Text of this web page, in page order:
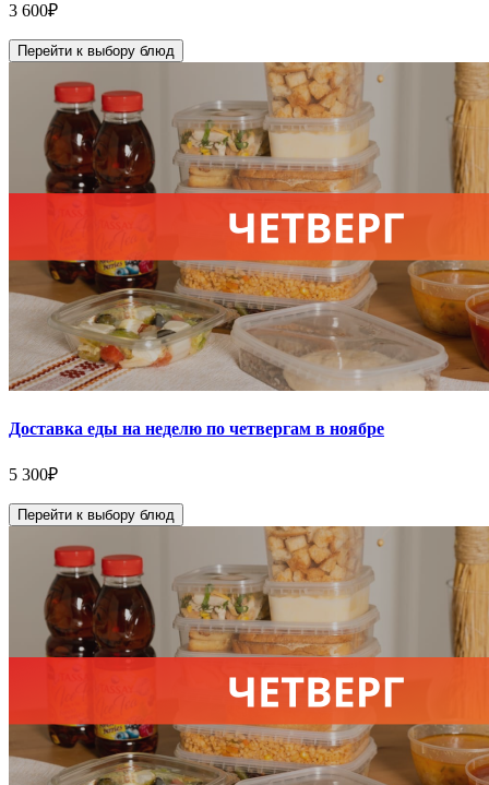
3 600₽
Перейти к выбору блюд
Доставка еды на неделю по четвергам в ноябре
5 300₽
Перейти к выбору блюд